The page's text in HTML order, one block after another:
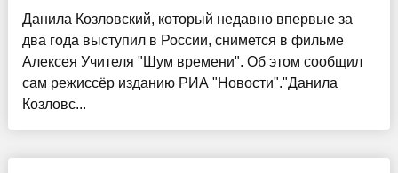
Данила Козловский, который недавно впервые за
два года выступил в России, снимется в фильме
Алексея Учителя "Шум времени". Об этом сообщил
сам режиссёр изданию РИА "Новости"."Данила
Козловс...